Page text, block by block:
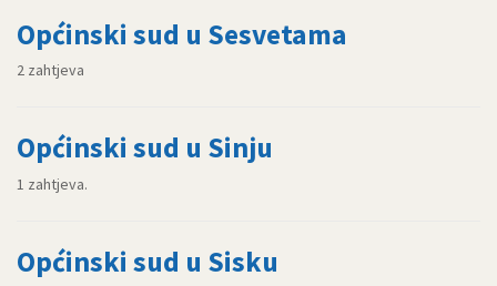
Općinski sud u Sesvetama
2 zahtjeva
Općinski sud u Sinju
1 zahtjeva.
Općinski sud u Sisku